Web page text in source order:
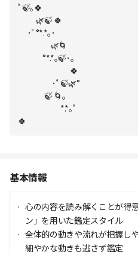
ﾟ🍃｡🍀
🌿🍃 🍀
･ﾟ°*.*｡･
🌿🌀
°*.*｡🍃･｡
🍀
･ﾟ🍃🌿°
🍃 🌀｡
*.*｡ﾟ
🍀
基本情報
心の内容を読み解くことが得
ン」を用いた鑑定スタイル
全体的の動きや流れが把握し
細やかな動きも逃さず鑑定